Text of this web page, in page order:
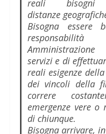
reali
distanze
Bisogna essere
servizi e di
reali esigenze
dei vincoli della
correre
emergenze vere o
di chiunque.
Bisogna arrivare,